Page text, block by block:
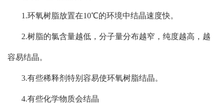
1.环氧树脂放置在10℃的环境中结晶速度快。
2.树脂的氯含量越低，分子量分布越窄，纯度越高，越
容易结晶。
3.有些稀释剂特别容易使环氧树脂结晶。
4.有些化学物质会结晶